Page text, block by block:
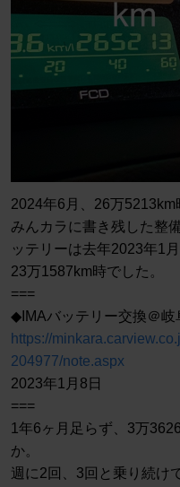
2024年6月、26万5213km
みんカラに書き残した整
ッテリーは去年2023年1
23万1587km時でした。
===
◆IMAバッテリー交換＠岐
https://
204977/note.aspx
2023年1月8日
===
1年6ヶ月足らず、3万
か。
週に2回、3回と乗り続け